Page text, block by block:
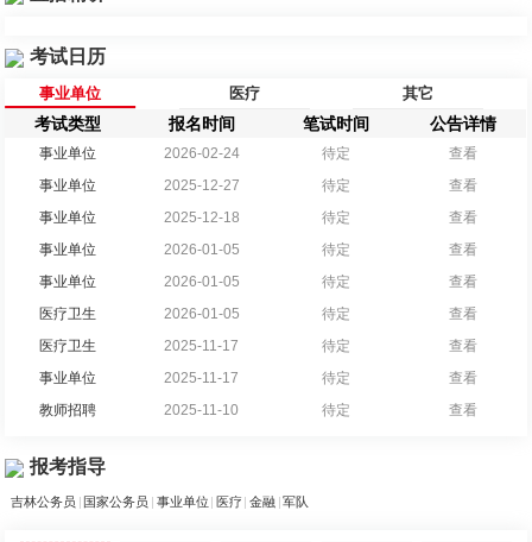
考试日历
事业单位 医疗 其它
考试类型 报名时间 笔试时间 公告详情
事业单位 2026-02-24 待定
查看
事业单位
2025-12-27 待定
查看
事业单位
2025-12-18 待定
查看
事业单位
2026-01-05 待定
查看
事业单位
2026-01-05 待定
查看
医疗卫生
2026-01-05 待定
查看
医疗卫生
2025-11-17 待定
查看
事业单位
2025-11-17 待定
查看
教师招聘
2025-11-10 待定 查看
报考指导
吉林公务员 | 国家公务员 | 事业单位 | 医疗 | 金融 |军队